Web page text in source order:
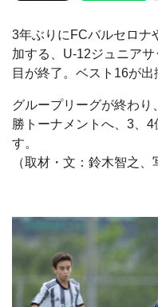
3年ぶりにFCバルセロナ
加する、U-12ジュニア
目が終了。ベスト16が出
グループリーグが終わ
勝トーナメントへ、3、
す。
（取材・文：鈴木智之、